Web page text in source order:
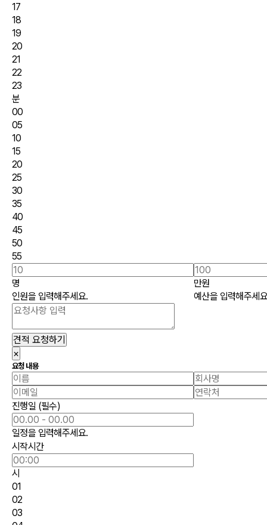
17
18
19
20
21
22
23
분
00
05
10
15
20
25
30
35
40
45
50
55
명
인원을 입력해주세요.
만원
예산을 입력해주세
견적 요청하기
×
요청 내용
진행일 (필수)
일정을 입력해주세요.
시작시간
시
01
02
03